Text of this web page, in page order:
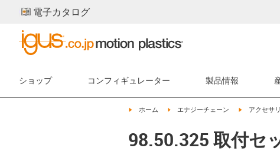
電子カタログ
ショップ コンフィギュレーター 製品情報
igus-icon-arrow-right
ホーム igus-icon-arrow-right
エナジーチェーン igus-icon-
アクセサ
98.50.325 取付セ